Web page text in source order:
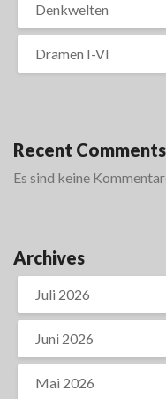
Denkwelten
Dramen I-VI
Recent Comments
Es sind keine
Archives
Juli 2026
Juni 2026
Mai 2026